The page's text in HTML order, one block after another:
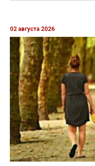
02 августа 2026